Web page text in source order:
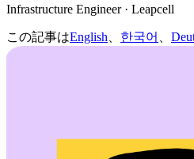
Infrastructure Engineer · Leapcell
この記事はEnglish 한국어